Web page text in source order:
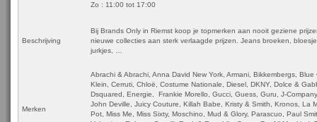
Zo : 11:00 tot 17:00
Beschrijving
Bij Brands Only in Riemst koop je topmerken aan nooit geziene
nieuwe collecties aan sterk verlaagde prijzen. Jeans broeken,
jurkjes, …
Merken
Abrachi & Abrachi, Anna David New York, Armani, Bikkembergs, Blue
Klein, Cerruti, Chloë, Costume Nationale, Diesel, DKNY, Dolce &
Dsquared, Energie, Frankie Morello, Gucci, Guess, Guru, J-
John Deville, Juicy Couture, Killah Babe, Kristy & Smith, Kronos, La
Pot, Miss Me, Miss Sixty, Moschino, Mud & Glory, Parascuo, Paul